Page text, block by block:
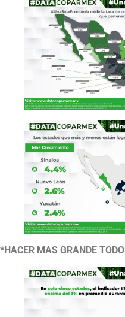
*HACER MAS GRANDE TODO